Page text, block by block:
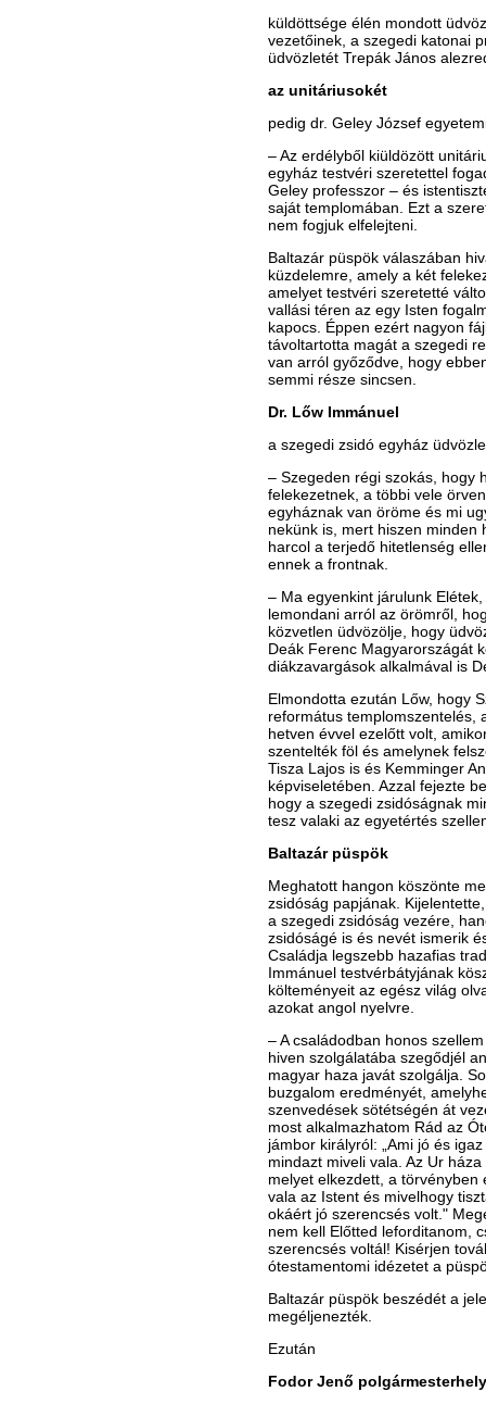
küldöttsége élén mondott
vezetőinek, a szegedi katonai
üdvözletét Trepák János
az unitáriusokét
pedig dr. Geley József
– Az erdélyből kiüldözött
egyház testvéri szeretettel
Geley professzor – és
saját templomában. Ezt a
nem fogjuk elfelejteni.
Baltazár püspök válaszában
küzdelemre, amely a két
amelyet testvéri szeretetté
vallási téren az egy Isten
kapocs. Éppen ezért nagyon
távoltartotta magát a szegedi
van arról győződve, hogy
semmi része sincsen.
Dr. Lőw Immánuel
a szegedi zsidó egyház
– Szegeden régi szokás, hogy
felekezetnek, a többi vele
egyháznak van öröme és mi
nekünk is, mert hiszen minden
harcol a terjedő hitetlenség
ennek a frontnak.
– Ma egyenkint járulunk
lemondani arról az örömről,
közvetlen üdvözölje, hogy
Deák Ferenc Magyarországát
diákzavargások alkalmával is
Elmondotta ezután Lőw, hogy
református templomszentelés,
hetven évvel ezelőtt volt,
szentelték föl és amelynek
Tisza Lajos is és Kemminger
képviseletében. Azzal fejezte
hogy a szegedi zsidóságnak
tesz valaki az egyetértés
Baltazár püspök
Meghatott hangon köszönte
zsidóság papjának.
a szegedi zsidóság vezére,
zsidóságé is és nevét ismerik
Családja legszebb hazafias
Immánuel testvérbátyjának
költeményeit az egész világ
azokat angol nyelvre.
– A családodban honos
hiven szolgálatába szegődjél
magyar haza javát szolgálja.
buzgalom eredményét,
szenvedések sötétségén át
most alkalmazhatom Rád az
jámbor királyról: „Ami jó és
mindazt miveli vala. Az Ur
melyet elkezdett, a
vala az Istent és mivelhogy
okáért jó szerencsés volt."
nem kell Előtted leforditanom,
szerencsés voltál! Kisérjen
ótestamentomi idézetet a
Baltazár püspök beszédét a
megéljenezték.
Ezután
Fodor Jenő